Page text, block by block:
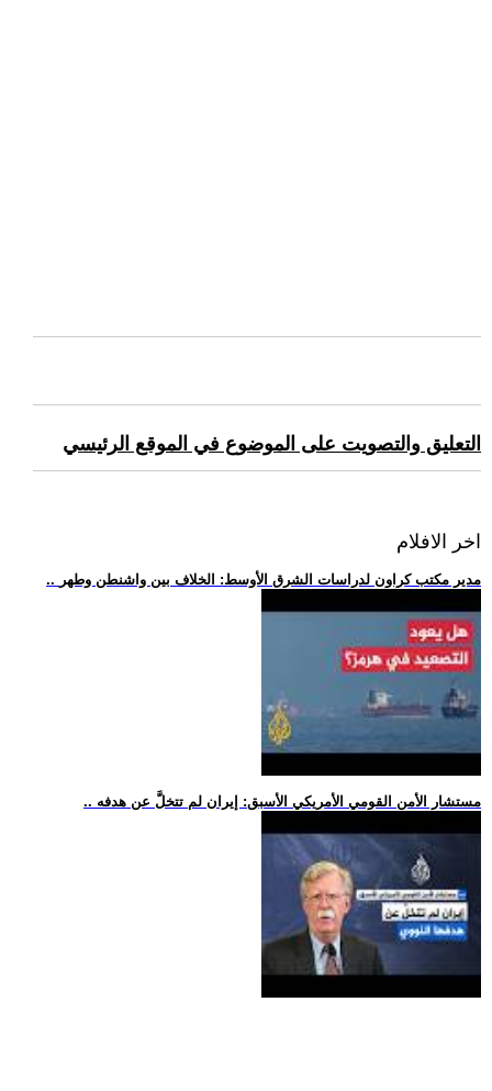
التعليق والتصويت على الموضوع في الموقع الرئيسي
اخر الافلام
.. مدير مكتب كراون لدراسات الشرق الأوسط: الخلاف بين واشنطن وطهر
.. مستشار الأمن القومي الأمريكي الأسبق: إيران لم تتخلَّ عن هدفه